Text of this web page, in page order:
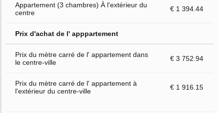
Appartement (3 chambres) À l'extérieur du
centre
€ 1 394.44
Prix d'achat de l' apppartement
Prix du mètre carré de l' appartement dans
le centre-ville
€ 3 752.94
Prix du mètre carré de l' appartement à
l'extérieur du centre-ville
€ 1 916.15